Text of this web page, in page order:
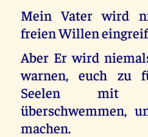
Mein Vater wird
freien Willen
Aber Er wird
warnen, euch zu
Seelen mit
überschwemmen,
machen.